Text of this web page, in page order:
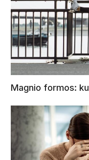
Magnio formos: